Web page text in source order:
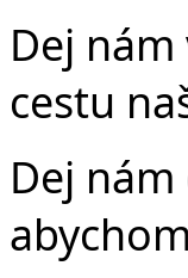
Dej
cestu
Dej